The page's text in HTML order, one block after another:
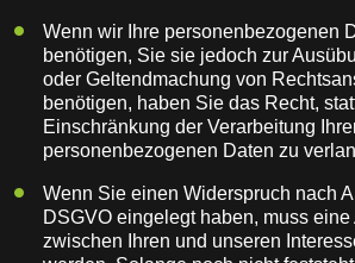
Wenn wir Ihre personenbezogenen
benötigen, Sie sie jedoch zur
oder Geltendmachung von
benötigen, haben Sie das Recht,
Einschränkung der Verarbeitung
personenbezogenen Daten zu
Wenn Sie einen Widerspruch nach
DSGVO eingelegt haben, muss
zwischen Ihren und unseren